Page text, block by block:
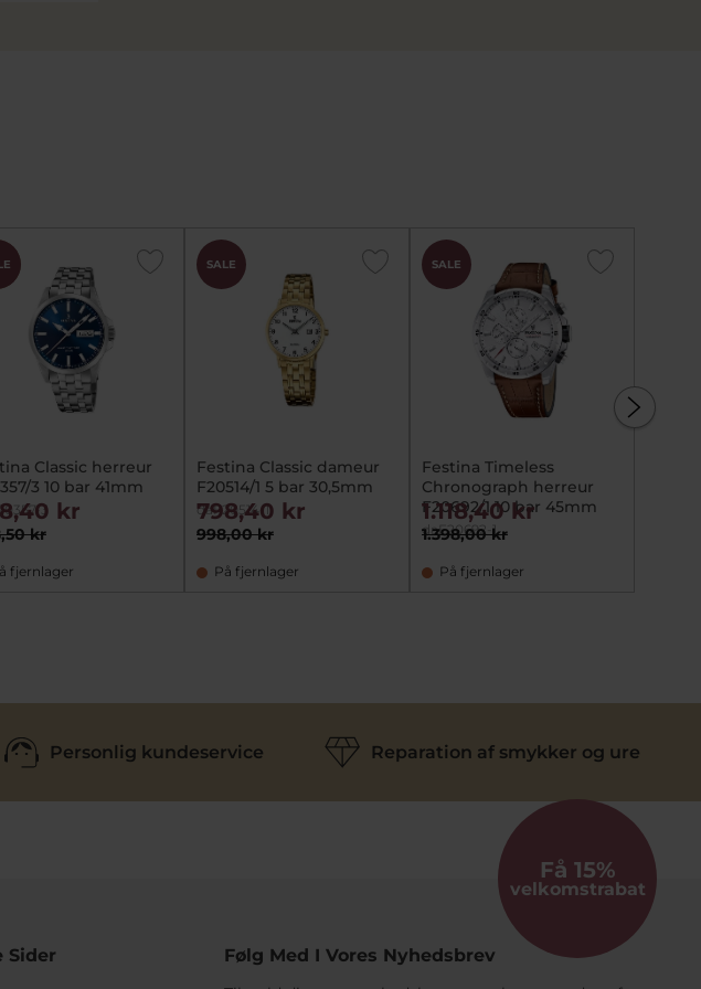
Classic herreur
3 10 bar 41mm
3
kr
kr
fjernlager
SALE
Festina Classic dameur
F20514/1 5 bar 30,5mm
daF20514-1
998,00 kr
798,40 kr
På fjernlager
SALE
Festina Timeless
Chronograph herreur
F20692/1 10 bar 45mm
daF20692-1
1.398,00 kr
1.118,40 kr
På fjernlager
Personlig kundeservice Reparation af smykker og ure
Sider
Få 15%
velkomstrabat
Følg Med I Vores Nyhedsbrev